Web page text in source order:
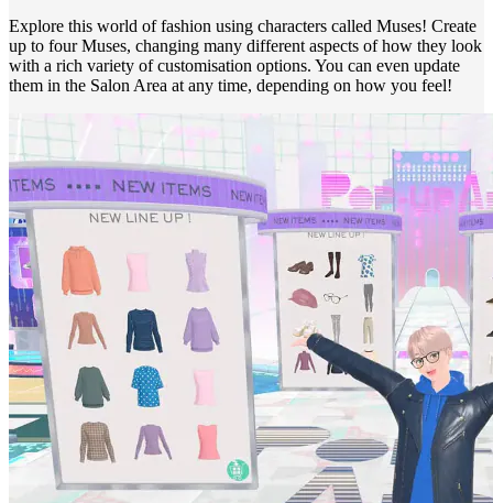
Explore this world of fashion using characters called Muses! Create
up to four Muses, changing many different aspects of how they look
with a rich variety of customisation options. You can even update
them in the Salon Area at any time, depending on how you feel!